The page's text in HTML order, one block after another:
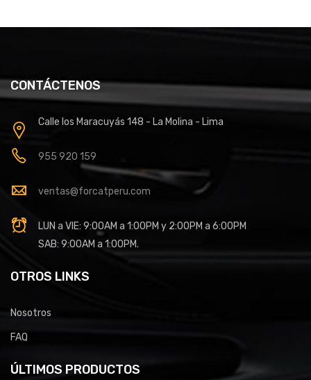
CONTÁCTENOS
Calle los Maracuyás 148 - La Molina - Lima
955 920 159
ventas@forcatperu.com
LUN a VIE: 9:00AM a 1:00PM y 2:00PM a 6:00PM
SAB: 9:00AM a 1:00PM.
OTROS LINKS
Nosotros
FAQ
ÚLTIMOS PRODUCTOS